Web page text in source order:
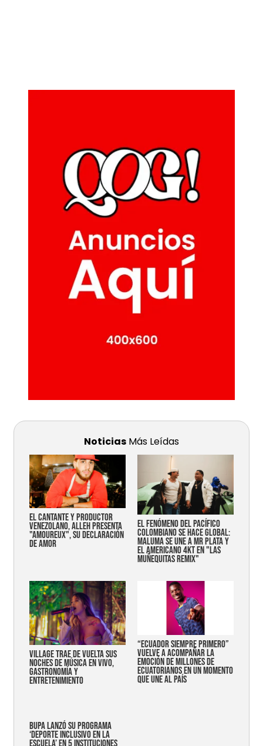
Noticias Más Leídas
EL CANTANTE Y PRODUCTOR
VENEZOLANO, ALLEH PRESENTA
"AMOUREUX", SU DECLARACIÓN
DE AMOR
EL FENÓMENO DEL PACÍFICO
COLOMBIANO SE HACE GLOBAL:
MALUMA SE UNE A MR PLATA Y
EL AMERICANO 4KT EN "LAS
MUÑEQUITAS REMIX"
Village trae de vuelta sus
noches de música en vivo,
gastronomía y
entretenimiento
“Ecuador siempre primero”
vuelve a acompañar la
emoción de millones de
ecuatorianos en un momento
que une al país
Bupa lanzó su programa
‘Deporte Inclusivo en la